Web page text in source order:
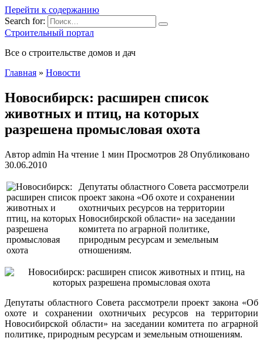
Перейти к содержанию
Search for:
Строительный портал
Все о строительстве домов и дач
Главная » Новости
Новосибирск: расширен список
животных и птиц, на которых
разрешена промысловая охота
Автор admin На чтение 1 мин Просмотров 28 Опубликовано
30.06.2010
Депутаты областного Совета рассмотрели
проект закона «Об охоте и сохранении
охотничьих ресурсов на территории
Новосибирской области» на заседании
комитета по аграрной политике,
природным ресурсам и земельным
отношениям.
Депутаты областного Совета рассмотрели проект закона «Об
охоте и сохранении охотничьих ресурсов на территории
Новосибирской области» на заседании комитета по аграрной
политике, природным ресурсам и земельным отношениям.